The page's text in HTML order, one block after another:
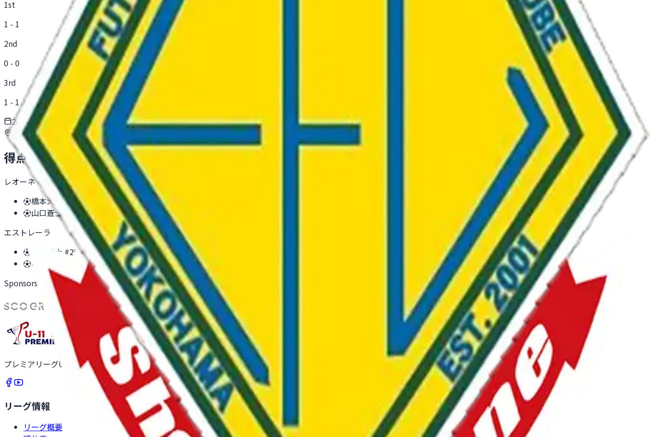
1st
1 - 1
2nd
0 - 0
3rd
1 - 1
2026年5月9日(土) 15:15
荏子田グランド
得点
レオーネ
⚽橋本大雅 #301P
⚽山口蒼士 #293P
エストレーラ
⚽ 矢澤和士 #291P
⚽小川舜 #56
Sponsors & Partners
プレミアリーグU-11は、全国最大級のU-11年代サッカーリーグです。 子どもたちの成長と挑戦を応援します。
リーグ情報
リーグ概要